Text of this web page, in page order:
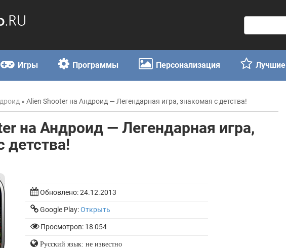
о
с
к
:
Игры Программы Персонализация Лучшие
» Alien Shooter на Андроид — Легендарная игра, знакомая с детства!
на Андроид — Легендарная игра,
детства!
Обновлено:24.12.2013
Google Play:Открыть
Просмотров: 18 054
Русский язык: не известно